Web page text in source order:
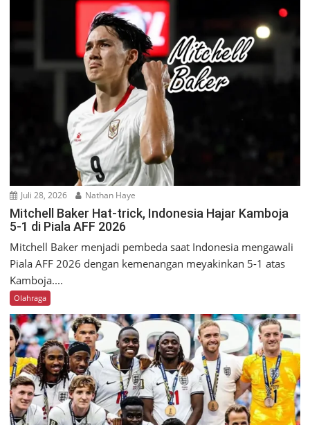
Juli 28, 2026 Nathan Haye
Mitchell Baker Hat-trick, Indonesia Hajar Kamboja
5-1 di Piala AFF 2026
Mitchell Baker menjadi pembeda saat Indonesia mengawali
Piala AFF 2026 dengan kemenangan meyakinkan 5-1 atas
Kamboja....
Olahraga